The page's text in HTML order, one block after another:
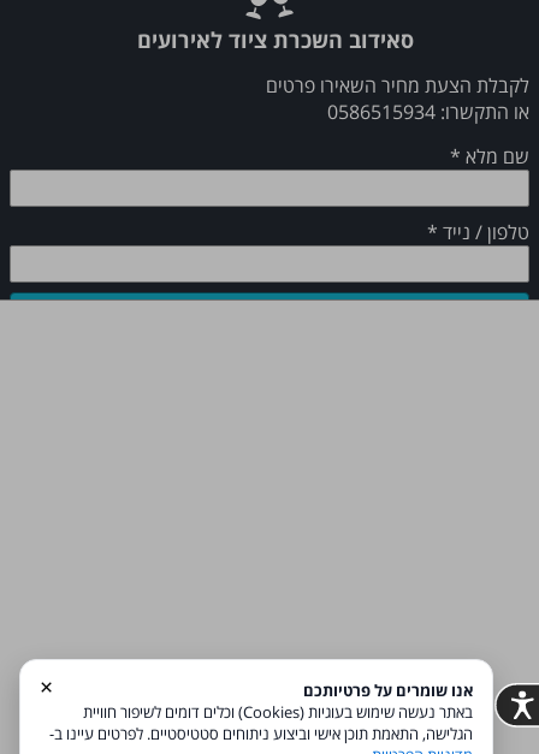
​​​​​​​סאידוב השכרת ציוד לאירועים
לקבלת הצעת מחיר השאירו פרטים
או התקשרו: 0586515934
שם מלא *
טלפון / נייד *
מדיניות פרטיות הצהרת נגישות Coi בניית אתרים
הודעה לבעלי האתר
×
אנו שומרים על פרטיותכם
באתר נעשה שימוש בעוגיות (Cookies) וכלים דומים לשיפור חוויית
הגלישה, התאמת תוכן אישי וביצוע ניתוחים סטטיסטיים. לפרטים עיינו ב-